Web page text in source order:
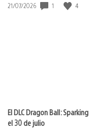
Fecha
21/07/2026 1 4
El DLC Dragon Ball:
el 30 de julio